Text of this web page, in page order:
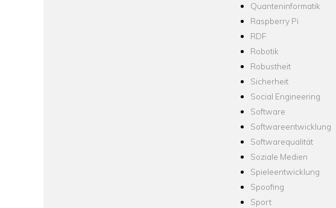
Quanteninformatik
Raspberry Pi
RDF
Robotik
Robustheit
Sicherheit
Social Engineering
Software
Softwareentwicklung
Softwarequalität
Soziale Medien
Spieleentwicklung
Spoofing
Sport